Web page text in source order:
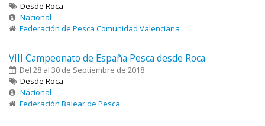
Desde Roca
Nacional
Federación de Pesca Comunidad Valenciana
VIII Campeonato de España Pesca desde Roca
Del 28 al 30 de Septiembre de 2018
Desde Roca
Nacional
Federación Balear de Pesca